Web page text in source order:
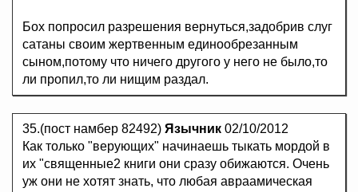
Бох попросил разрешения вернуться,задобрив слуг
сатаны своим жертвенным единообрезанным
сыном,потому что ничего другого у него не было,то
ли пропил,то ли нищим раздал.
35.(пост намбер 82492) Язычник 02/10/2012
Как только "верующих" начинаешь тыкать мордой в
их "священные2 книги они сразу обижаются. Очень
уж они не хотят знать, что любая авраамическая